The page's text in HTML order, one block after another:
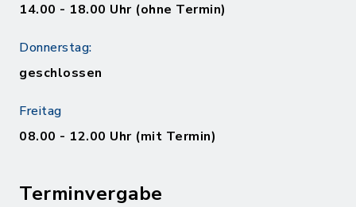
14.00 - 18.00 Uhr (ohne Termin)
Donnerstag:
geschlossen
Freitag
08.00 - 12.00 Uhr (mit Termin)
Terminvergabe